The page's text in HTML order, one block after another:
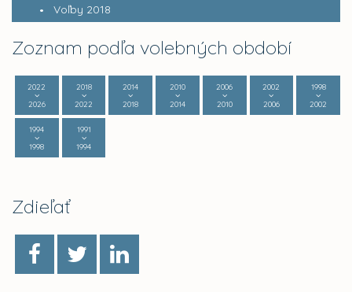
Voľby 2018
Zoznam podľa volebných období
2022
2026
2018
2022
2014
2018
2010
2014
2006
2010
2002
2006
1998
2002
1994
1998
1991
1994
Zdieľať